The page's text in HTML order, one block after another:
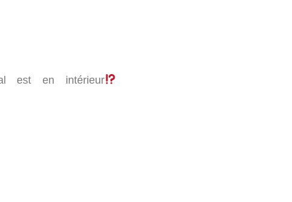
est en intérieur